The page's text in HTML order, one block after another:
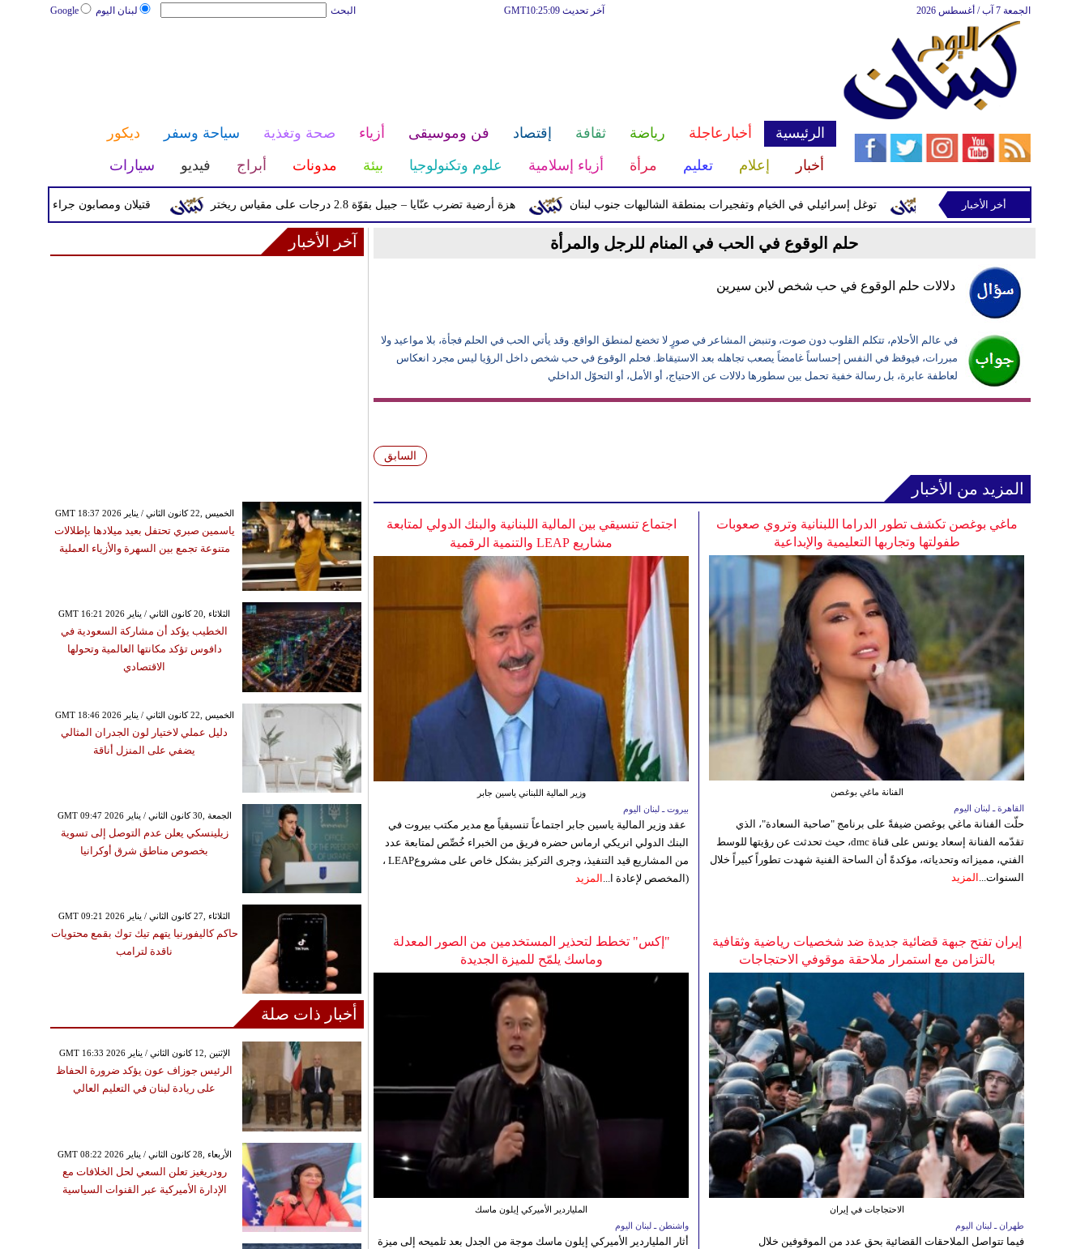
لبنان اليوم Google البحث آخر تحديث GMT10:25:09 الجمعة 7 آب / أغسطس 2026
الرئيسية أخبارعاجلة رياضة ثقافة إقتصاد فن وموسيقى أزياء صحة وتغذية سياحة وسفر
ديكور
أخبار
إعلام تعليم مرأة أزياء إسلامية علوم وتكنولوجيا بيئة مدونات أبراج فيديو سيارات
قتيلان ومصابون جراء 14 غارة إسرائيلية على شرق وجنوب لبنان هزة أرضية تضرب عنّايا – جبيل بقوّة 2.8 درجات على مقياس ريختر توغل إسرائيلي في الخيام وتفجيرات بمنطقة الشاليهات جنوب لبنان في رب ثلاثين
أخر الأخبار
حلم الوقوع في الحب في المنام للرجل والمرأة
دلالات حلم الوقوع في حب شخص لابن سيرين
في عالم الأحلام، تتكلم القلوب دون صوت، وتنبض المشاعر في صورٍ لا تخضع لمنطق الواقع. وقد يأتي الحب في الحلم فجأة، بلا مواعيد ولا
مبررات، فيوقظ في النفس إحساساً غامضاً يصعب تجاهله بعد الاستيقاظ. فحلم الوقوع في حب شخص داخل الرؤيا ليس مجرد انعكاس
لعاطفة عابرة، بل رسالة خفية تحمل بين سطورها دلالات عن الاحتياج، أو الأمل، أو التحوّل الداخلي
السابق
المزيد من الأخبار
اجتماع تنسيقي بين المالية اللبنانية والبنك الدولي لمتابعة
مشاريع LEAP والتنمية الرقمية
وزير المالية اللبناني ياسين جابر
بيروت ـ لبنان اليوم
عقد وزير المالية ياسين جابر اجتماعاً تنسيقياً مع مدير مكتب بيروت في
البنك الدولي انريكي ارماس حضره فريق من الخبراء خُصِّص لمتابعة عدد
من المشاريع قيد التنفيذ، وجرى التركيز بشكل خاص على مشروعLEAP ،
(المخصص لإعادة ا...
المزيد
ماغي بوغصن تكشف تطور الدراما اللبنانية وتروي صعوبات
طفولتها وتجاربها التعليمية والإبداعية
الفنانة ماغي بوغصن
القاهرة ـ لبنان اليوم
حلّت الفنانة ماغي بوغصن ضيفةً على برنامج "صاحبة السعادة"، الذي
تقدّمه الفنانة إسعاد يونس على قناة dmc، حيث تحدثت عن رؤيتها للوسط
الفني، مميزاته وتحدياته، مؤكدةً أن الساحة الفنية شهدت تطوراً كبيراً خلال
السنوات...
المزيد
"إكس" تخطط لتحذير المستخدمين من الصور المعدلة
وماسك يلمّح للميزة الجديدة
الملياردير الأميركي إيلون ماسك
واشنطن ـ لبنان اليوم
أثار الملياردير الأميركي إيلون ماسك موجة من الجدل بعد تلميحه إلى ميزة
إيران تفتح جبهة قضائية جديدة ضد شخصيات رياضية وثقافية
بالتزامن مع استمرار ملاحقة موقوفي الاحتجاجات
الاحتجاجات في إيران
طهران ـ لبنان اليوم
فيما تتواصل الملاحقات القضائية بحق عدد من الموقوفين خلال
آخر الأخبار
GMT 18:37 2026 الخميس ,22 كانون الثاني / يناير
ياسمين صبري تحتفل بعيد ميلادها بإطلالات
متنوعة تجمع بين السهرة والأزياء العملية
GMT 16:21 2026 الثلاثاء ,20 كانون الثاني / يناير
الخطيب يؤكد أن مشاركة السعودية في
دافوس تؤكد مكانتها العالمية وتحولها
الاقتصادي
GMT 18:46 2026 الخميس ,22 كانون الثاني / يناير
دليل عملي لاختيار لون الجدران المثالي
يضفي على المنزل أناقة
GMT 09:47 2026 الجمعة ,30 كانون الثاني / يناير
زيلينسكي يعلن عدم التوصل إلى تسوية
بخصوص مناطق شرق أوكرانيا
GMT 09:21 2026 الثلاثاء ,27 كانون الثاني / يناير
حاكم كاليفورنيا يتهم تيك توك بقمع محتويات
ناقدة لترامب
أخبار ذات صلة
GMT 16:33 2026 الإثنين ,12 كانون الثاني / يناير
الرئيس جوزاف عون يؤكد ضرورة الحفاظ
على ريادة لبنان في التعليم العالي
GMT 08:22 2026 الأربعاء ,28 كانون الثاني / يناير
رودريغيز تعلن السعي لحل الخلافات مع
الإدارة الأميركية عبر القنوات السياسية